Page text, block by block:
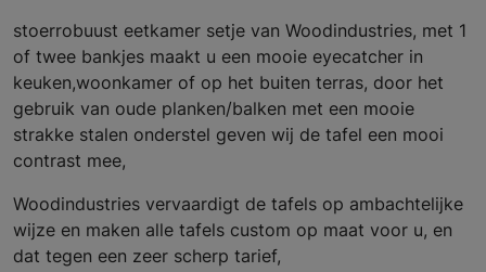
stoerrobuust eetkamer setje van Woodindustries, met 1
of twee bankjes maakt u een mooie eyecatcher in
keuken,woonkamer of op het buiten terras, door het
gebruik van oude planken/balken met een mooie
strakke stalen onderstel geven wij de tafel een mooi
contrast mee,
Woodindustries vervaardigt de tafels op ambachtelijke
wijze en maken alle tafels custom op maat voor u, en
dat tegen een zeer scherp tarief,